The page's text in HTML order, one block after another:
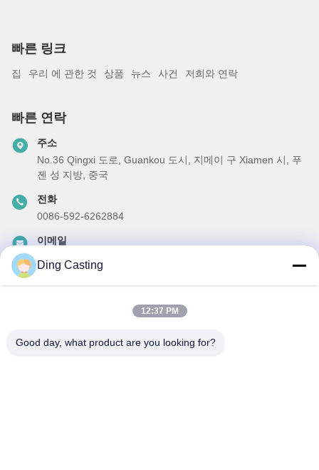
빠른 링크
집 우리 에 관한 것 상품 뉴스 사건 저희와 연락
빠른 연락
주소
No.36 Qingxi 도로, Guankou 도시, 지메이 구 Xiamen 시, 푸
젠 성 지방, 중국
전화
0086-592-6262884
이메일
할인 및 더 많은 정보를 얻기 위해 뉴스레터에 가입하십시오.
Ding Casting
12:37 PM
Good day, what product are you looking for?